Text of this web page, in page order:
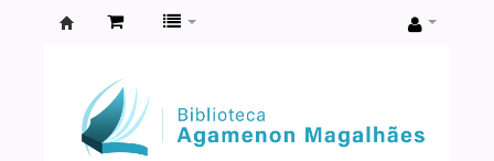
Agamenon
Magalhães